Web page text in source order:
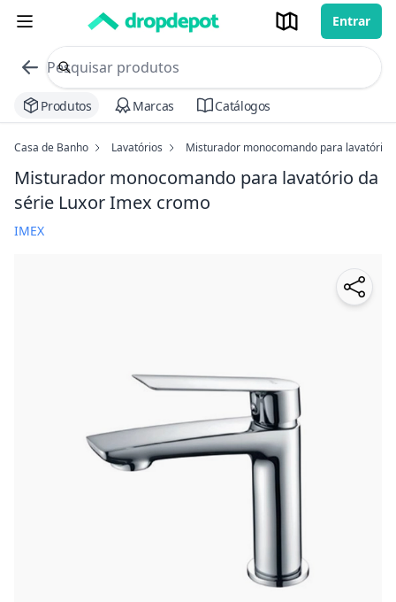
Entrar
commerce search no header
Procurar
Produtos Marcas Catálogos
Casa de Banho Lavatórios Misturador monocomando para lavatório
Misturador monocomando para lavatório da
série Luxor Imex cromo
IMEX